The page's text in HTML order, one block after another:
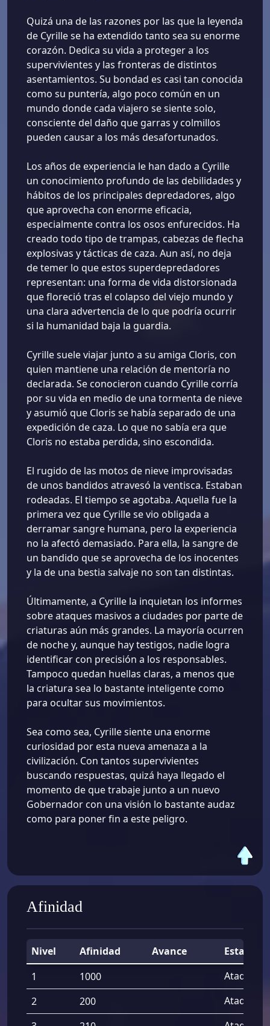
Quizá una de las razones por las que la leyenda
de Cyrille se ha extendido tanto sea su enorme
corazón. Dedica su vida a proteger a los
supervivientes y las fronteras de distintos
asentamientos. Su bondad es casi tan conocida
como su puntería, algo poco común en un
mundo donde cada viajero se siente solo,
consciente del daño que garras y colmillos
pueden causar a los más desafortunados.
Los años de experiencia le han dado a Cyrille
un conocimiento profundo de las debilidades y
hábitos de los principales depredadores, algo
que aprovecha con enorme eficacia,
especialmente contra los osos enfurecidos. Ha
creado todo tipo de trampas, cabezas de flecha
explosivas y tácticas de caza. Aun así, no deja
de temer lo que estos superdepredadores
representan: una forma de vida distorsionada
que floreció tras el colapso del viejo mundo y
una clara advertencia de lo que podría ocurrir
si la humanidad baja la guardia.
Cyrille suele viajar junto a su amiga Cloris, con
quien mantiene una relación de mentoría no
declarada. Se conocieron cuando Cyrille corría
por su vida en medio de una tormenta de nieve
y asumió que Cloris se había separado de una
expedición de caza. Lo que no sabía era que
Cloris no estaba perdida, sino escondida.
El rugido de las motos de nieve improvisadas
de unos bandidos atravesó la ventisca. Estaban
rodeadas. El tiempo se agotaba. Aquella fue la
primera vez que Cyrille se vio obligada a
derramar sangre humana, pero la experiencia
no la afectó demasiado. Para ella, la sangre de
un bandido que se aprovecha de los inocentes
y la de una bestia salvaje no son tan distintas.
Últimamente, a Cyrille la inquietan los informes
sobre ataques masivos a ciudades por parte de
criaturas aún más grandes. La mayoría ocurren
de noche y, aunque hay testigos, nadie logra
identificar con precisión a los responsables.
Tampoco quedan huellas claras, a menos que
la criatura sea lo bastante inteligente como
para ocultar sus movimientos.
Sea como sea, Cyrille siente una enorme
curiosidad por esta nueva amenaza a la
civilización. Con tantos supervivientes
buscando respuestas, quizá haya llegado el
momento de que trabaje junto a un nuevo
Gobernador con una visión lo bastante audaz
como para poner fin a este peligro.
Afinidad
Nivel Afinidad Avance
1
1000
Ataque
2
200
Ataque